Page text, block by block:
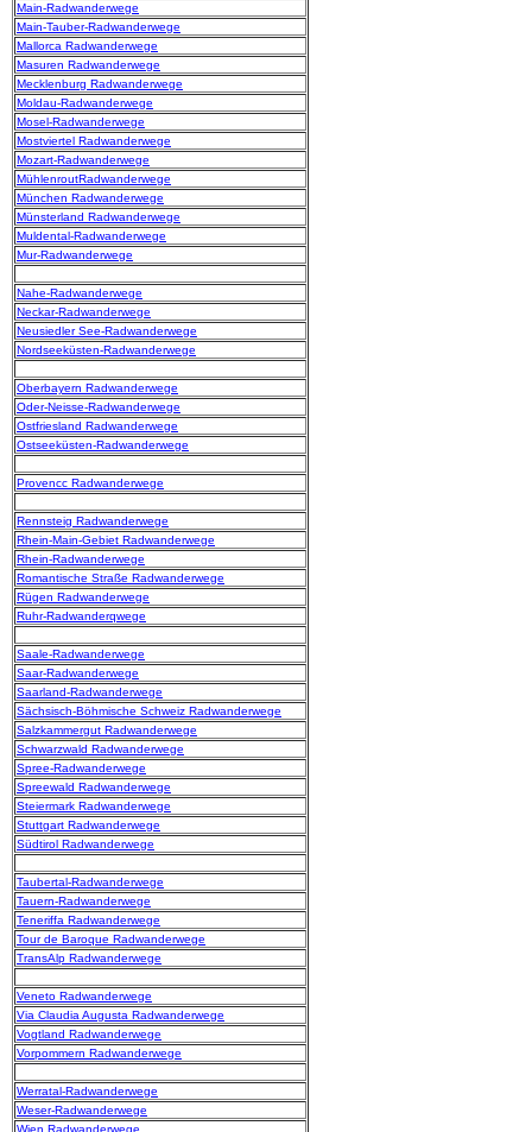
Main-Radwanderwege
Main-Tauber-Radwanderwege
Mallorca Radwanderwege
Masuren Radwanderwege
Mecklenburg Radwanderwege
Moldau-Radwanderwege
Mosel-Radwanderwege
Mostviertel Radwanderwege
Mozart-Radwanderwege
MühlenroutRadwanderwege
München Radwanderwege
Münsterland Radwanderwege
Muldental-Radwanderwege
Mur-Radwanderwege
Nahe-Radwanderwege
Neckar-Radwanderwege
Neusiedler See-Radwanderwege
Nordseeküsten-Radwanderwege
Oberbayern Radwanderwege
Oder-Neisse-Radwanderwege
Ostfriesland Radwanderwege
Ostseeküsten-Radwanderwege
Provencc Radwanderwege
Rennsteig Radwanderwege
Rhein-Main-Gebiet Radwanderwege
Rhein-Radwanderwege
Romantische Straße Radwanderwege
Rügen Radwanderwege
Ruhr-Radwanderqwege
Saale-Radwanderwege
Saar-Radwanderwege
Saarland-Radwanderwege
Sächsisch-Böhmische Schweiz Radwanderwege
Salzkammergut Radwanderwege
Schwarzwald Radwanderwege
Spree-Radwanderwege
Spreewald Radwanderwege
Steiermark Radwanderwege
Stuttgart Radwanderwege
Südtirol Radwanderwege
Taubertal-Radwanderwege
Tauern-Radwanderwege
Teneriffa Radwanderwege
Tour de Baroque Radwanderwege
TransAlp Radwanderwege
Veneto Radwanderwege
Via Claudia Augusta Radwanderwege
Vogtland Radwanderwege
Vorpommern Radwanderwege
Werratal-Radwanderwege
Weser-Radwanderwege
Wien Radwanderwege